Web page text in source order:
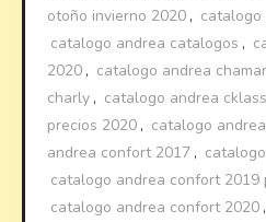
otoño invierno 2020 , catalogo
catalogo andrea catalogos ,
2020 , catalogo andrea
charly , catalogo andrea cklass
precios 2020 , catalogo
andrea confort 2017 ,
catalogo andrea confort 2019
catalogo andrea confort 2020 ,